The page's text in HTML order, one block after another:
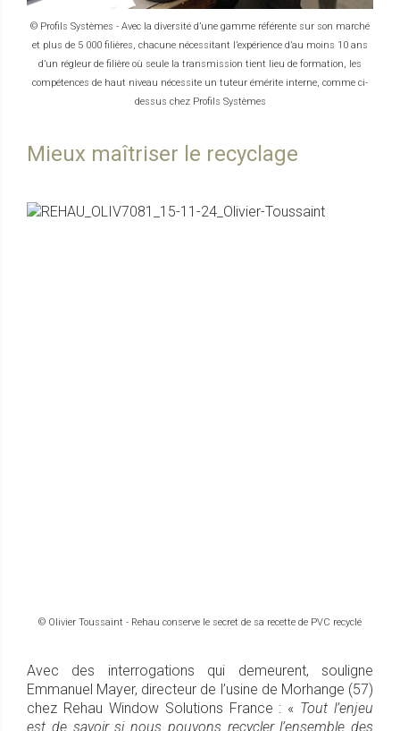
© Profils Systèmes - Avec la diversité d’une gamme référente sur son marché
et plus de 5 000 filières, chacune nécessitant l’expérience d’au moins 10 ans
d’un régleur de filière où seule la transmission tient lieu de formation, les
compétences de haut niveau nécessite un tuteur émérite interne, comme ci-
dessus chez Profils Systèmes
Mieux maîtriser le recyclage
© Olivier Toussaint - Rehau conserve le secret de sa recette de PVC recyclé
Avec des interrogations qui demeurent, souligne
Emmanuel Mayer, directeur de l’usine de Morhange (57)
chez Rehau Window Solutions France : « Tout l’enjeu
est de savoir si nous pouvons recycler l’ensemble des